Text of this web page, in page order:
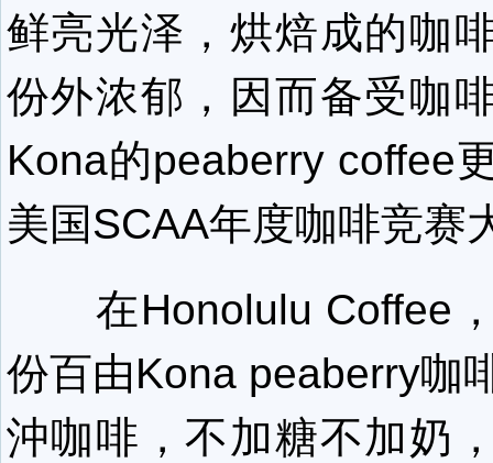
鲜亮光泽，烘焙成的咖
份外浓郁，因而备受咖
Kona的peaberry coffee
美国SCAA年度咖啡竞赛
在Honolulu Coffee，
份百由Kona peaberry咖
沖咖啡，不加糖不加奶